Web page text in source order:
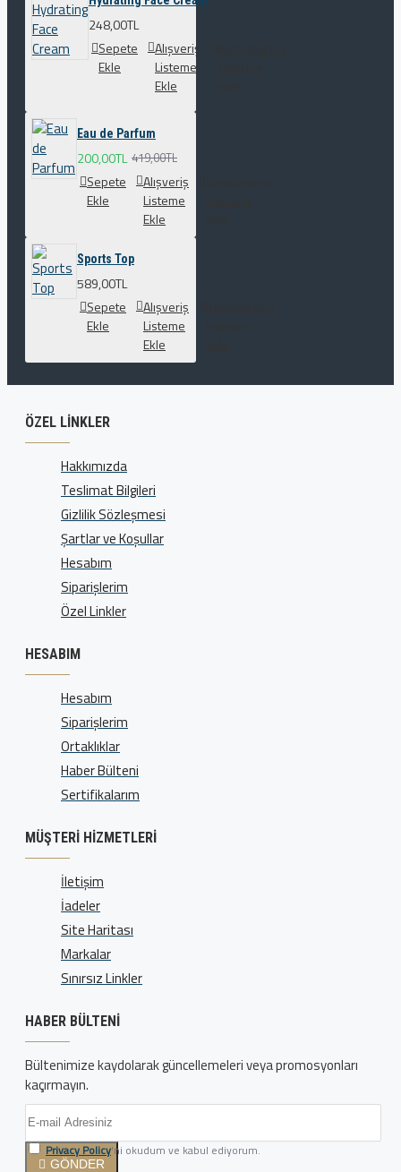
248,00TL
Sepete
Ekle
Alışveriş
Listeme
Ekle
Eau de Parfum
200,00TL 419,00TL
Sepete
Ekle
Alışveriş
Listeme
Ekle
Sports Top
589,00TL
Sepete
Ekle
Alışveriş
Listeme
Ekle
ÖZEL LINKLER
Hakkımızda
Teslimat Bilgileri
Gizlilik Sözleşmesi
Şartlar ve Koşullar
Hesabım
Siparişlerim
Özel Linkler
HESABIM
Hesabım
Siparişlerim
Ortaklıklar
Haber Bülteni
Sertifikalarım
MÜŞTERI HIZMETLERI
İletişim
İadeler
Site Haritası
Markalar
Sınırsız Linkler
HABER BÜLTENI
Bültenimize kaydolarak güncellemeleri veya promosyonları
kaçırmayın.
GÖNDER
Privacy Policy'ni okudum ve kabul ediyorum.